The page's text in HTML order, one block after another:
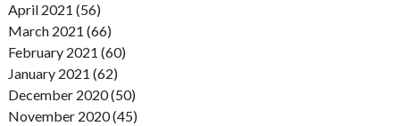
April 2021 (56)
March 2021 (66)
February 2021 (60)
January 2021 (62)
December 2020 (50)
November 2020 (45)